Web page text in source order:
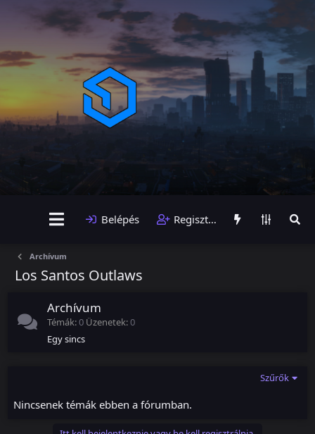
Belépés Regisztráció
Archívum
Los Santos Outlaws
Archívum
Témák 0 Üzenetek 0
Egy sincs
Szűrők
Nincsenek témák ebben a fórumban.